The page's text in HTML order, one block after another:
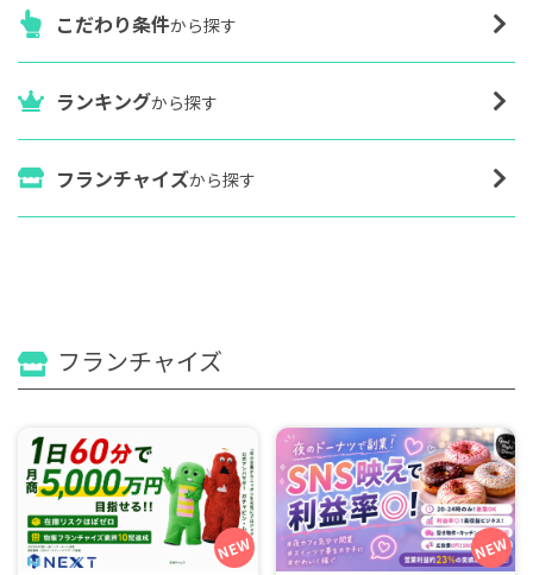
こだわり条件から探す
ランキングから探す
フランチャイズから探す
フランチャイズ